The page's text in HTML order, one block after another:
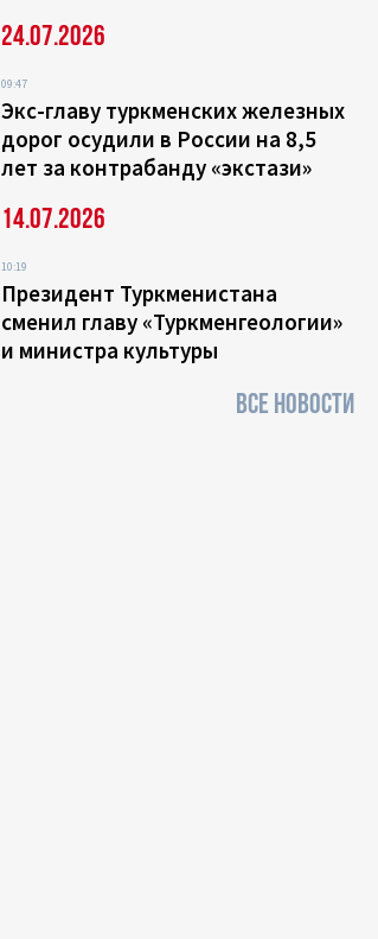
24.07.2026
09:47
Экс-главу туркменских железных
дорог осудили в России на 8,5
лет за контрабанду «экстази»
14.07.2026
10:19
Президент Туркменистана
сменил главу «Туркменгеологии»
и министра культуры
ВСЕ НОВОСТИ